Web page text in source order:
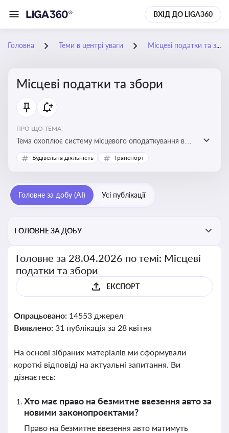
ВХІД ДО LIGA360
Головна Теми в центрі уваги Місцеві податки та збори
Місцеві податки та збори
ПРО ЩО ТЕМА:
Тема охоплює систему місцевого оподаткування в
Україні, включаючи туристичний збір, плату за
земельні ділянки, за паркування транспорту
Будівельна діяльність Транспорт
Головне за добу (AI) Усі публікації
ГОЛОВНЕ ЗА ДОБУ
Головне за 28.04.2026 по темі: Місцеві
податки та збори
ЕКСПОРТ
Опрацьовано: 14553 джерел
Виявлено: 31 публікація за 28 квітня
На основі зібраних матеріалів ми сформували
короткі відповіді на актуальні запитання. Ви
дізнаєтесь:
Хто має право на безмитне ввезення авто за
новими законопроєктами?
Право на безмитне ввезення авто матимуть